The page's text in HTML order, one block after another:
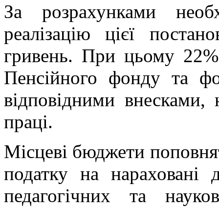
За розрахунками
реалізацію цієї
гривень. При цьому 22%
Пенсійного фонду та
відповідними
праці.
Місцеві бюджети
податку на нараховані
педагогічних та